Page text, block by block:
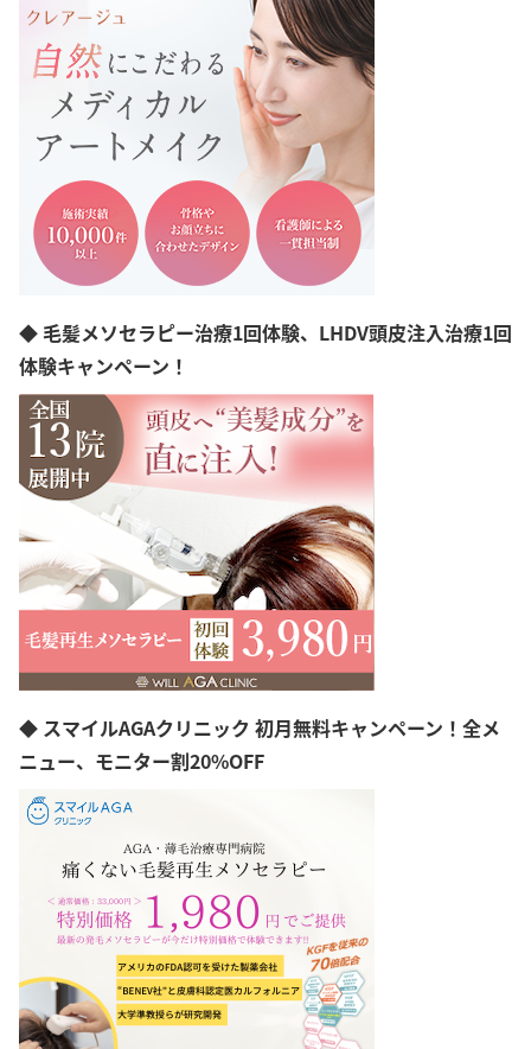
◆ 毛髪メソセラピー治療1回体験、LHDV頭皮注入治療1回
体験キャンペーン！
◆ スマイルAGAクリニック 初月無料キャンペーン！全メ
ニュー、モニター割20%OFF